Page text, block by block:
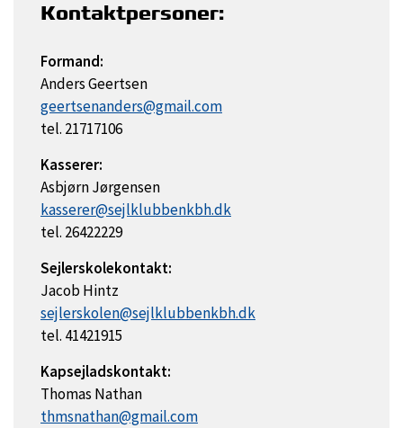
Kontaktpersoner:
Formand:
Anders Geertsen
geertsenanders@gmail.com
tel. 21717106
Kasserer:
Asbjørn Jørgensen
kasserer@sejlklubbenkbh.dk
tel. 26422229
Sejlerskolekontakt:
Jacob Hintz
sejlerskolen@sejlklubbenkbh.dk
tel. 41421915
Kapsejladskontakt:
Thomas Nathan
thmsnathan@gmail.com